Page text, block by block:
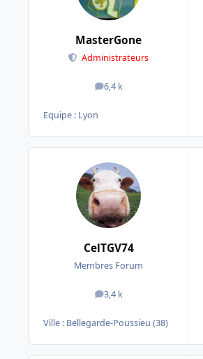
MasterGone
Administrateurs
6,4 k
messages
Equipe : Lyon
CelTGV74
Membres Forum
3,4 k
messages
Ville : Bellegarde-Poussieu (38)